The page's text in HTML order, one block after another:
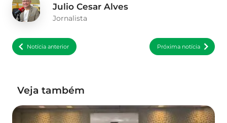
Julio Cesar Alves
Jornalista
Notícia anterior Próxima notícia
Veja também